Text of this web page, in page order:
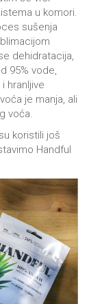
u komori.
sušenja
dehidratacija,
95% vode,
hranljive
je manja, ali
voća.
koristili još
Handful